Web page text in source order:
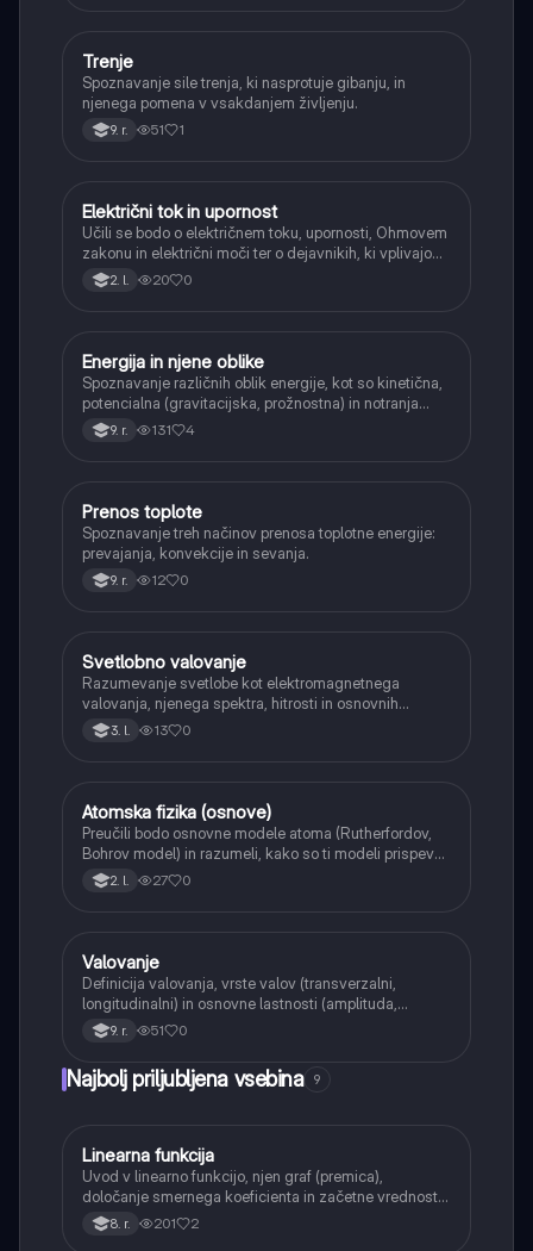
Fizika
Trenje
Spoznavanje sile trenja, ki nasprotuje gibanju, in
njenega pomena v vsakdanjem življenju.
9. r. 51 1
Fizika
Električni tok in upornost
Učili se bodo o električnem toku, upornosti, Ohmovem
zakonu in električni moči ter o dejavnikih, ki vplivajo
na upornost vodnikov (dolžina, presek, material,
temperatura).
2. l. 20 0
Fizika
Energija in njene oblike
Spoznavanje različnih oblik energije, kot so kinetična,
potencialna (gravitacijska, prožnostna) in notranja
energija.
9. r. 131 4
Fizika
Prenos toplote
Spoznavanje treh načinov prenosa toplotne energije:
prevajanja, konvekcije in sevanja.
9. r. 12 0
Fizika
Svetlobno valovanje
Razumevanje svetlobe kot elektromagnetnega
valovanja, njenega spektra, hitrosti in osnovnih
pojavov, kot so odboj, lom (Snellov zakon) in popolni
notranji odboj.
3. l. 13 0
Fizika
Atomska fizika (osnove)
Preučili bodo osnovne modele atoma (Rutherfordov,
Bohrov model) in razumeli, kako so ti modeli prispevali
k razumevanju strukture snovi in nastanka atomskih
spektrov.
2. l. 27 0
Fizika
Valovanje
Definicija valovanja, vrste valov (transverzalni,
longitudinalni) in osnovne lastnosti (amplituda,
valovna dolžina, frekvenca, hitrost).
9. r. 51 0
Najbolj priljubljena vsebina 9
Matematika
Linearna funkcija
Uvod v linearno funkcijo, njen graf (premica),
določanje smernega koeficienta in začetne vrednosti.
Učenci bodo znali narisati graf linearne funkcije.
8. r. 201 2